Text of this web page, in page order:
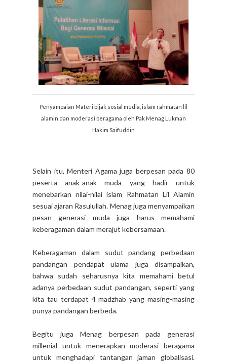
Penyampaian Materi bijak sosial media, islam rahmatan lil
alamin dan moderasi beragama oleh Pak Menag Lukman
Hakim Saifuddin
Selain itu, Menteri Agama juga berpesan pada 80
peserta anak-anak muda yang hadir untuk
menebarkan nilai-nilai islam Rahmatan Lil Alamin
sesuai ajaran Rasulullah. Menag juga menyampaikan
pesan generasi muda juga harus memahami
keberagaman dalam merajut kebersamaan.
Keberagaman dalam sudut pandang perbedaan
pandangan pendapat ulama juga disampaikan,
bahwa sudah seharusnya kita memahami betul
adanya perbedaan sudut pandangan, seperti yang
kita tau terdapat 4 madzhab yang masing-masing
punya pandangan berbeda.
Begitu juga Menag berpesan pada generasi
millenial untuk menerapkan moderasi beragama
untuk menghadapi tantangan jaman globalisasi.